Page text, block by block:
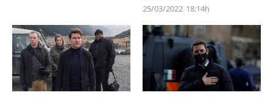
25/03/2022 18:14h